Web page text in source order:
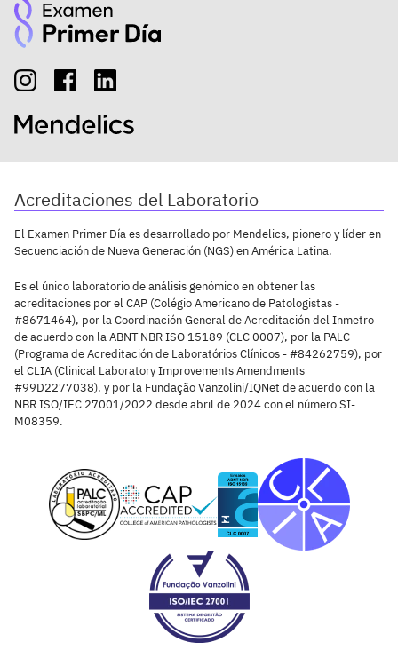
Acreditaciones del Laboratorio
El Examen Primer Día es desarrollado por Mendelics, pionero y líder en
Secuenciación de Nueva Generación (NGS) en América Latina.
Es el único laboratorio de análisis genómico en obtener las
acreditaciones por el CAP (Colégio Americano de Patologistas -
#8671464), por la Coordinación General de Acreditación del Inmetro
de acuerdo con la ABNT NBR ISO 15189 (CLC 0007), por la PALC
(Programa de Acreditación de Laboratórios Clínicos - #84262759), por
el CLIA (Clinical Laboratory Improvements Amendments
#99D2277038), y por la Fundação Vanzolini/IQNet de acuerdo con la
NBR ISO/IEC 27001/2022 desde abril de 2024 con el número SI-
M08359.